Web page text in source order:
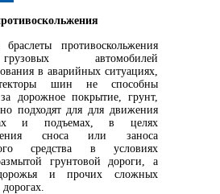
браслеты противоскольжения
автомобилей
в аварийных ситуациях,
шин не способны
за дорожное покрытие, грунт,
подходят для для движения
и подъемах, в целях
сноса или заноса
средства в условиях
грунтовой дороги, а
и прочих сложных